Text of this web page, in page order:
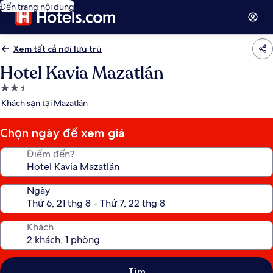
Đến trang nội dung
Xem tất cả nơi lưu trú
Hotel Kavia Mazatlán
Nơi
lưu
2.5
sao
Khách sạn tại Mazatlán
Chọn ngày để xem giá
Điểm đến?
Ngày
Khách